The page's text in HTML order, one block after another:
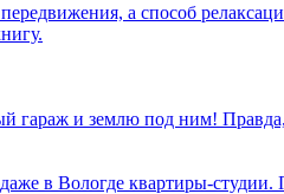
а способ
гараж и землю под ним!
в Вологде квартиры-